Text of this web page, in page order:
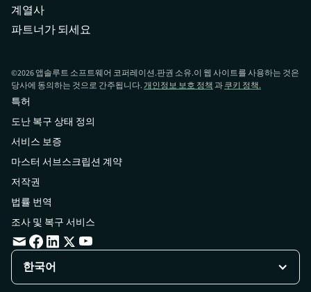
계열사
파트너가 되세요
한국어
©2026앱솔루트 소프트웨어 코퍼레이션.판권 소유.이 웹 사이트를 사용하는 것은
당사에 동의하는 것으로 간주됩니다.개인정보 보호 정책과쿠키 정책.
특허
도난 복구 상태 정의
서비스 보증
마스터 서브스크립션 계약
저작권
법률 번역
조사 및 복구 서비스